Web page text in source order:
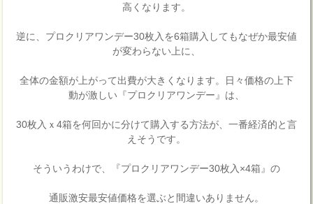
高くなります。
逆に、プロクリアワンデー30枚入を6箱購入してもなぜか最安値
が変わらない上に、
全体の金額が上がって出費が大きくなります。日々価格の上下
動が激しい『プロクリアワンデー』は、
30枚入ｘ4箱を何回かに分けて購入する方法が、一番経済的と言
えそうです。
そういうわけで、『プロクリアワンデー30枚入×4箱』の
通販激安最安値価格を選ぶと間違いありません。